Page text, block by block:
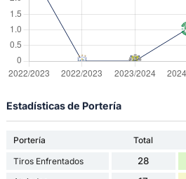
Estadísticas de Portería
Portería Total
Tiros Enfrentados
28